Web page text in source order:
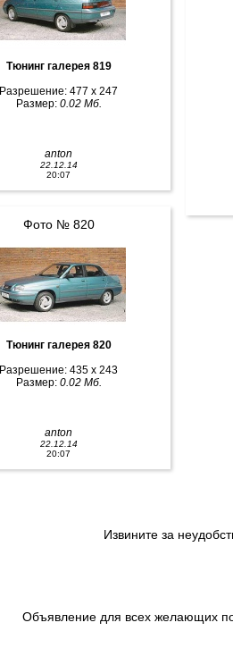
Тюнинг галерея 819
Разрешение: 477 x 247
Размер: 0.02 Мб.
anton
22.12.14
20:07
Фото № 820
Тюнинг галерея 820
Разрешение: 435 x 243
Размер: 0.02 Мб.
anton
22.12.14
20:07
Извините за
Объявление для всех желающих